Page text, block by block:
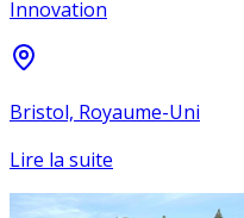
Innovation
Bristol, Royaume-Uni
Lire la suite